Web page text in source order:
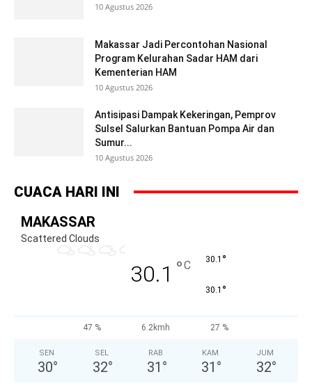
10 Agustus 2026
Makassar Jadi Percontohan Nasional
Program Kelurahan Sadar HAM dari
Kementerian HAM
10 Agustus 2026
Antisipasi Dampak Kekeringan, Pemprov
Sulsel Salurkan Bantuan Pompa Air dan
Sumur...
10 Agustus 2026
CUACA HARI INI
MAKASSAR
Scattered Clouds
30.1 °C 30.1 °
30.1 °
47 % 6.2kmh 27 %
SEN
30°
SEL
32°
RAB
31 °
KAM
31 °
JUM
32°